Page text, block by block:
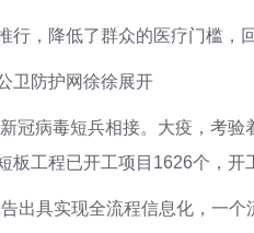
行，降低了群众的医疗门槛，
卫防护网徐徐展开
冠病毒短兵相接。大疫，考
板工程已开工项目1626个，开
出具实现全流程信息化，一